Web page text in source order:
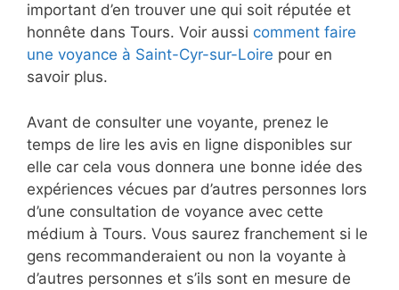
important d’en trouver une qui soit réputée et
honnête dans Tours. Voir aussi comment faire
une voyance à Saint-Cyr-sur-Loire pour en
savoir plus.
Avant de consulter une voyante, prenez le
temps de lire les avis en ligne disponibles sur
elle car cela vous donnera une bonne idée des
expériences vécues par d’autres personnes lors
d’une consultation de voyance avec cette
médium à Tours. Vous saurez franchement si le
gens recommanderaient ou non la voyante à
d’autres personnes et s’ils sont en mesure de